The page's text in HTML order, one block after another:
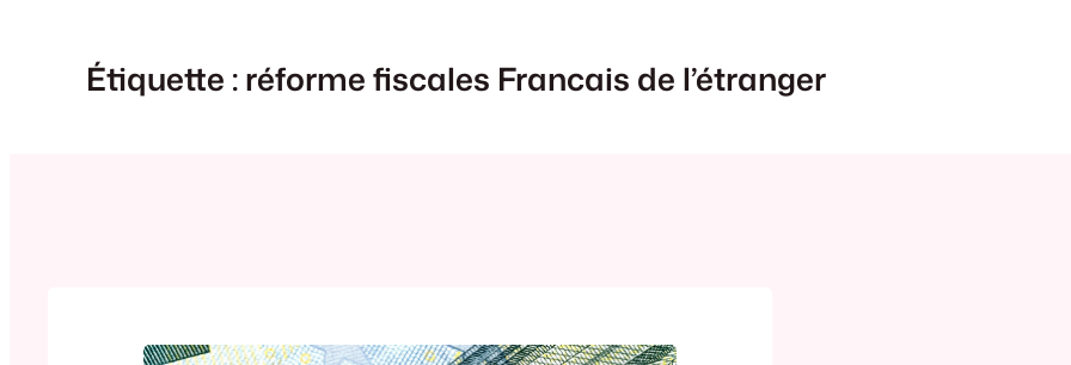
Étiquette :réforme fiscales Francais de l’étranger